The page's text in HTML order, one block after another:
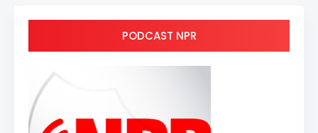
PODCAST NPR